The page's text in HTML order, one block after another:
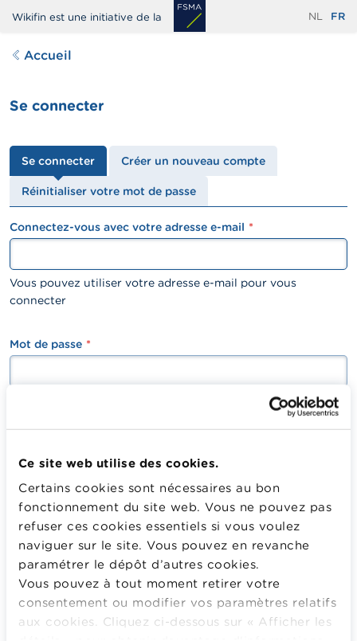
Ce site web utilise des cookies.
Certains cookies sont nécessaires au bon
fonctionnement du site web. Vous ne pouvez pas
refuser ces cookies essentiels si vous voulez
naviguer sur le site. Vous pouvez en revanche
paramétrer le dépôt d’autres cookies.
Vous pouvez à tout moment retirer votre
consentement ou modifier vos paramètres relatifs
aux cookies. Cliquez ci-dessous sur « Afficher les
Aller
contenu
Wikifin est une initiative de la NL FR
Accueil
Se connecter
Onglets
principaux
Se connecter Créer un nouveau compte
Réinitialiser votre mot de passe
textfield
Connectez-vous avec votre adresse e-mail
Vous pouvez utiliser votre adresse e-mail pour vous
connecter
password
Mot de passe
Saisissez le mot de passe correspondant à votre adresse
Se connecter
Calculateurs, conseils pratiques, checklists
Budget, payer, emprunter et assurer
Famille